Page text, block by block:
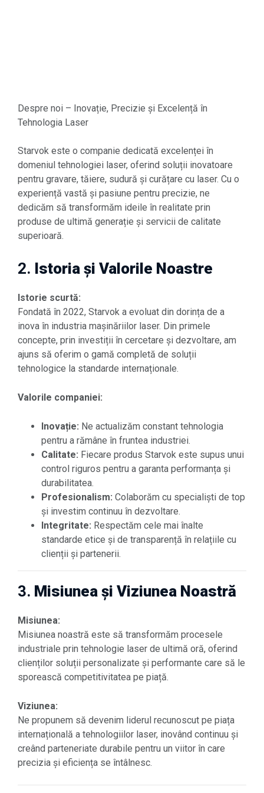
Despre noi – Inovație, Precizie și Excelență în
Tehnologia Laser
Starvok este o companie dedicată excelenței în
domeniul tehnologiei laser, oferind soluții inovatoare
pentru gravare, tăiere, sudură și curățare cu laser. Cu o
experiență vastă și pasiune pentru precizie, ne
dedicăm să transformăm ideile în realitate prin
produse de ultimă generație și servicii de calitate
superioară.
2. Istoria și Valorile Noastre
Istorie scurtă:
Fondată în 2022, Starvok a evoluat din dorința de a
inova în industria mașinăriilor laser. Din primele
concepte, prin investiții în cercetare și dezvoltare, am
ajuns să oferim o gamă completă de soluții
tehnologice la standarde internaționale.
Valorile companiei:
Inovație: Ne actualizăm constant tehnologia
pentru a rămâne în fruntea industriei.
Calitate: Fiecare produs Starvok este supus unui
control riguros pentru a garanta performanța și
durabilitatea.
Profesionalism: Colaborăm cu specialiști de top
și investim continuu în dezvoltare.
Integritate: Respectăm cele mai înalte
standarde etice și de transparență în relațiile cu
clienții și partenerii.
3. Misiunea și Viziunea Noastră
Misiunea:
Misiunea noastră este să transformăm procesele
industriale prin tehnologie laser de ultimă oră, oferind
clienților soluții personalizate și performante care să le
sporească competitivitatea pe piață.
Viziunea:
Ne propunem să devenim liderul recunoscut pe piața
internațională a tehnologiilor laser, inovând continuu și
creând parteneriate durabile pentru un viitor în care
precizia și eficiența se întâlnesc.